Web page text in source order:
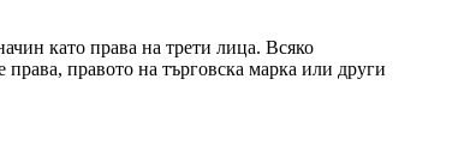
като права на трети лица. Всяко
правото на търговска марка или други